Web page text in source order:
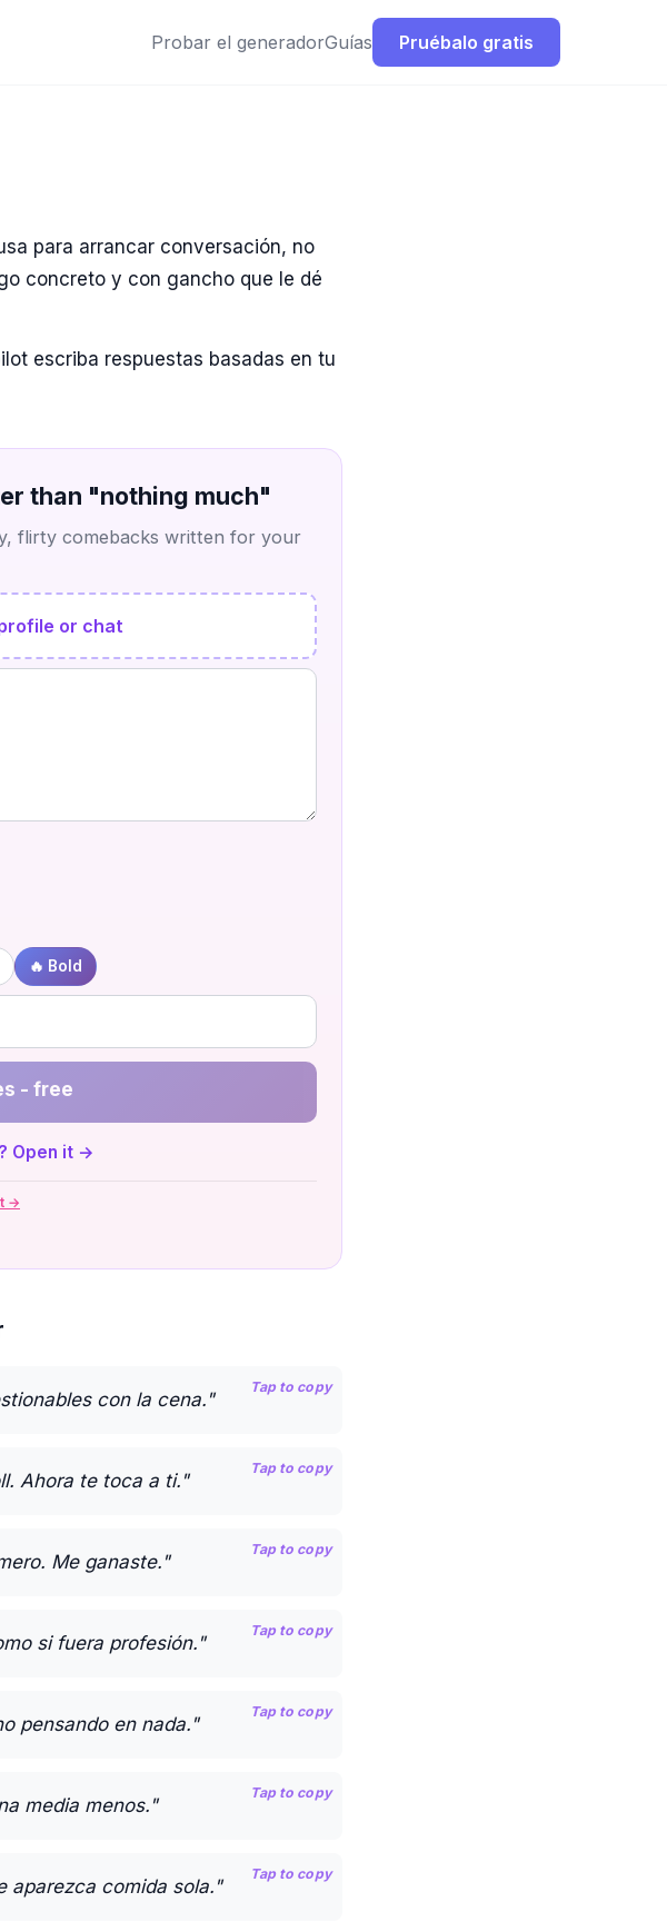
Probar el generadorGuías Pruébalo gratis
para arrancar conversación, no
concreto y con gancho que le dé
escriba respuestas basadas en tu
than "nothing much"
flirty comebacks written for your
or chat
🔥 Bold
- free
Open it →
→
con la cena."
Tap to copy
Ahora te toca a ti."
Tap to copy
Me ganaste."
Tap to copy
si fuera profesión."
Tap to copy
pensando en nada."
Tap to copy
media menos."
Tap to copy
aparezca comida sola."
Tap to copy